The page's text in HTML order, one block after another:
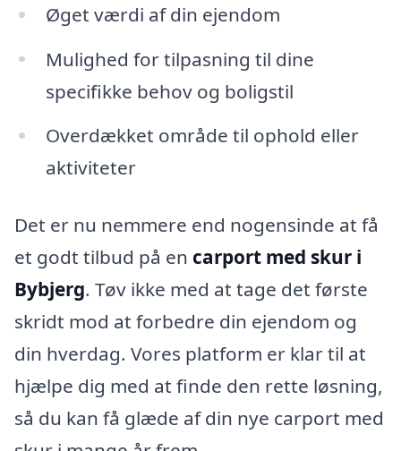
Øget værdi af din ejendom
Mulighed for tilpasning til dine
specifikke behov og boligstil
Overdækket område til ophold eller
aktiviteter
Det er nu nemmere end nogensinde at få
et godt tilbud på en carport med skur i
Bybjerg. Tøv ikke med at tage det første
skridt mod at forbedre din ejendom og
din hverdag. Vores platform er klar til at
hjælpe dig med at finde den rette løsning,
så du kan få glæde af din nye carport med